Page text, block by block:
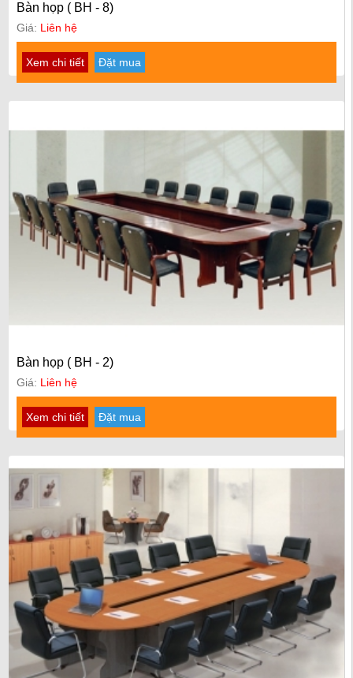
Bàn họp ( BH - 8)
Giá: Liên hệ
Xem chi tiết Đặt mua
Bàn họp ( BH - 2)
Giá: Liên hệ
Xem chi tiết Đặt mua